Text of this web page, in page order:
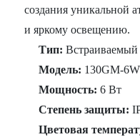
создания уникальной
и яркому освещению.
Тип:
Модель: 130GM-6W
Мощность: 6 Вт
Степень защиты:
Цветовая